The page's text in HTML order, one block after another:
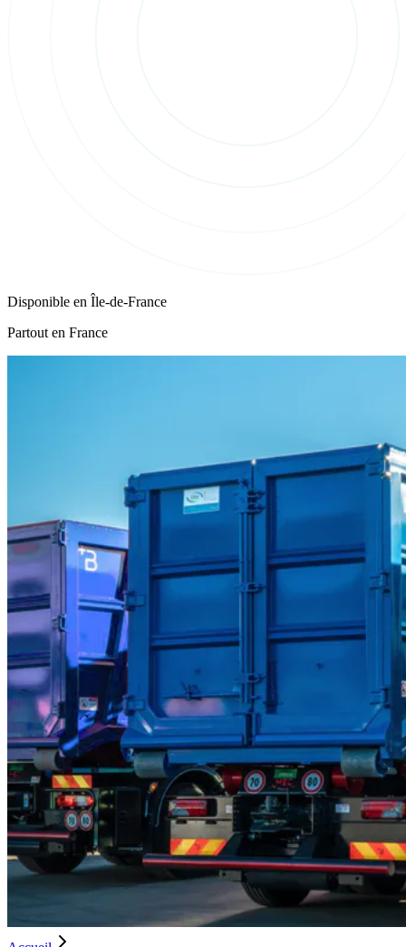
Disponible en Île-de-France
Partout en France